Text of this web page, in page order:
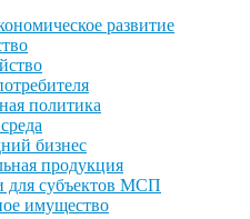
развитие
политика
бизнес
продукция
для субъектов МСП
имущество